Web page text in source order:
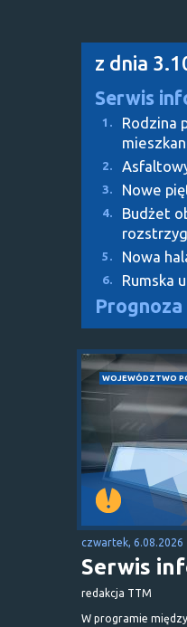
z dnia
Serwis
1.
Rodzina
2.
3. Nowe
4.
Budżet
5. Nowa
6. Rumska
WOJEWÓDZTWO
czwartek, 6.08.2026
Serwis
redakcja TTM
W programie